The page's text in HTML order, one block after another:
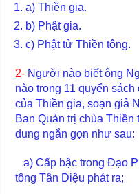
a) Thiền gia.
b) Phật gia.
c) Phật tử Thiền tông.
2- Người nào biết ông
nào trong 11 quyển
của Thiền gia, soạn giả
Ban Quản trị chùa
dung ngắn gọn như sau:
a) Cấp bậc trong Đạo
tông Tân Diệu phát ra;